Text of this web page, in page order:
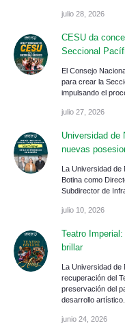
julio 28, 2026
CESU da
Seccional
El Consejo
para crear la
impulsando el
julio 27, 2026
Universidad de
nuevas
La Universidad de
Botina como
Subdirector de
julio 10, 2026
Teatro
brillar
La Universidad de
recuperación del
preservación del
desarrollo artístico.
junio 24, 2026